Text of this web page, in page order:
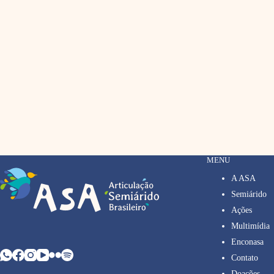
MENU
A ASA
Semiárido
Ações
Multimídia
Enconasa
Contato